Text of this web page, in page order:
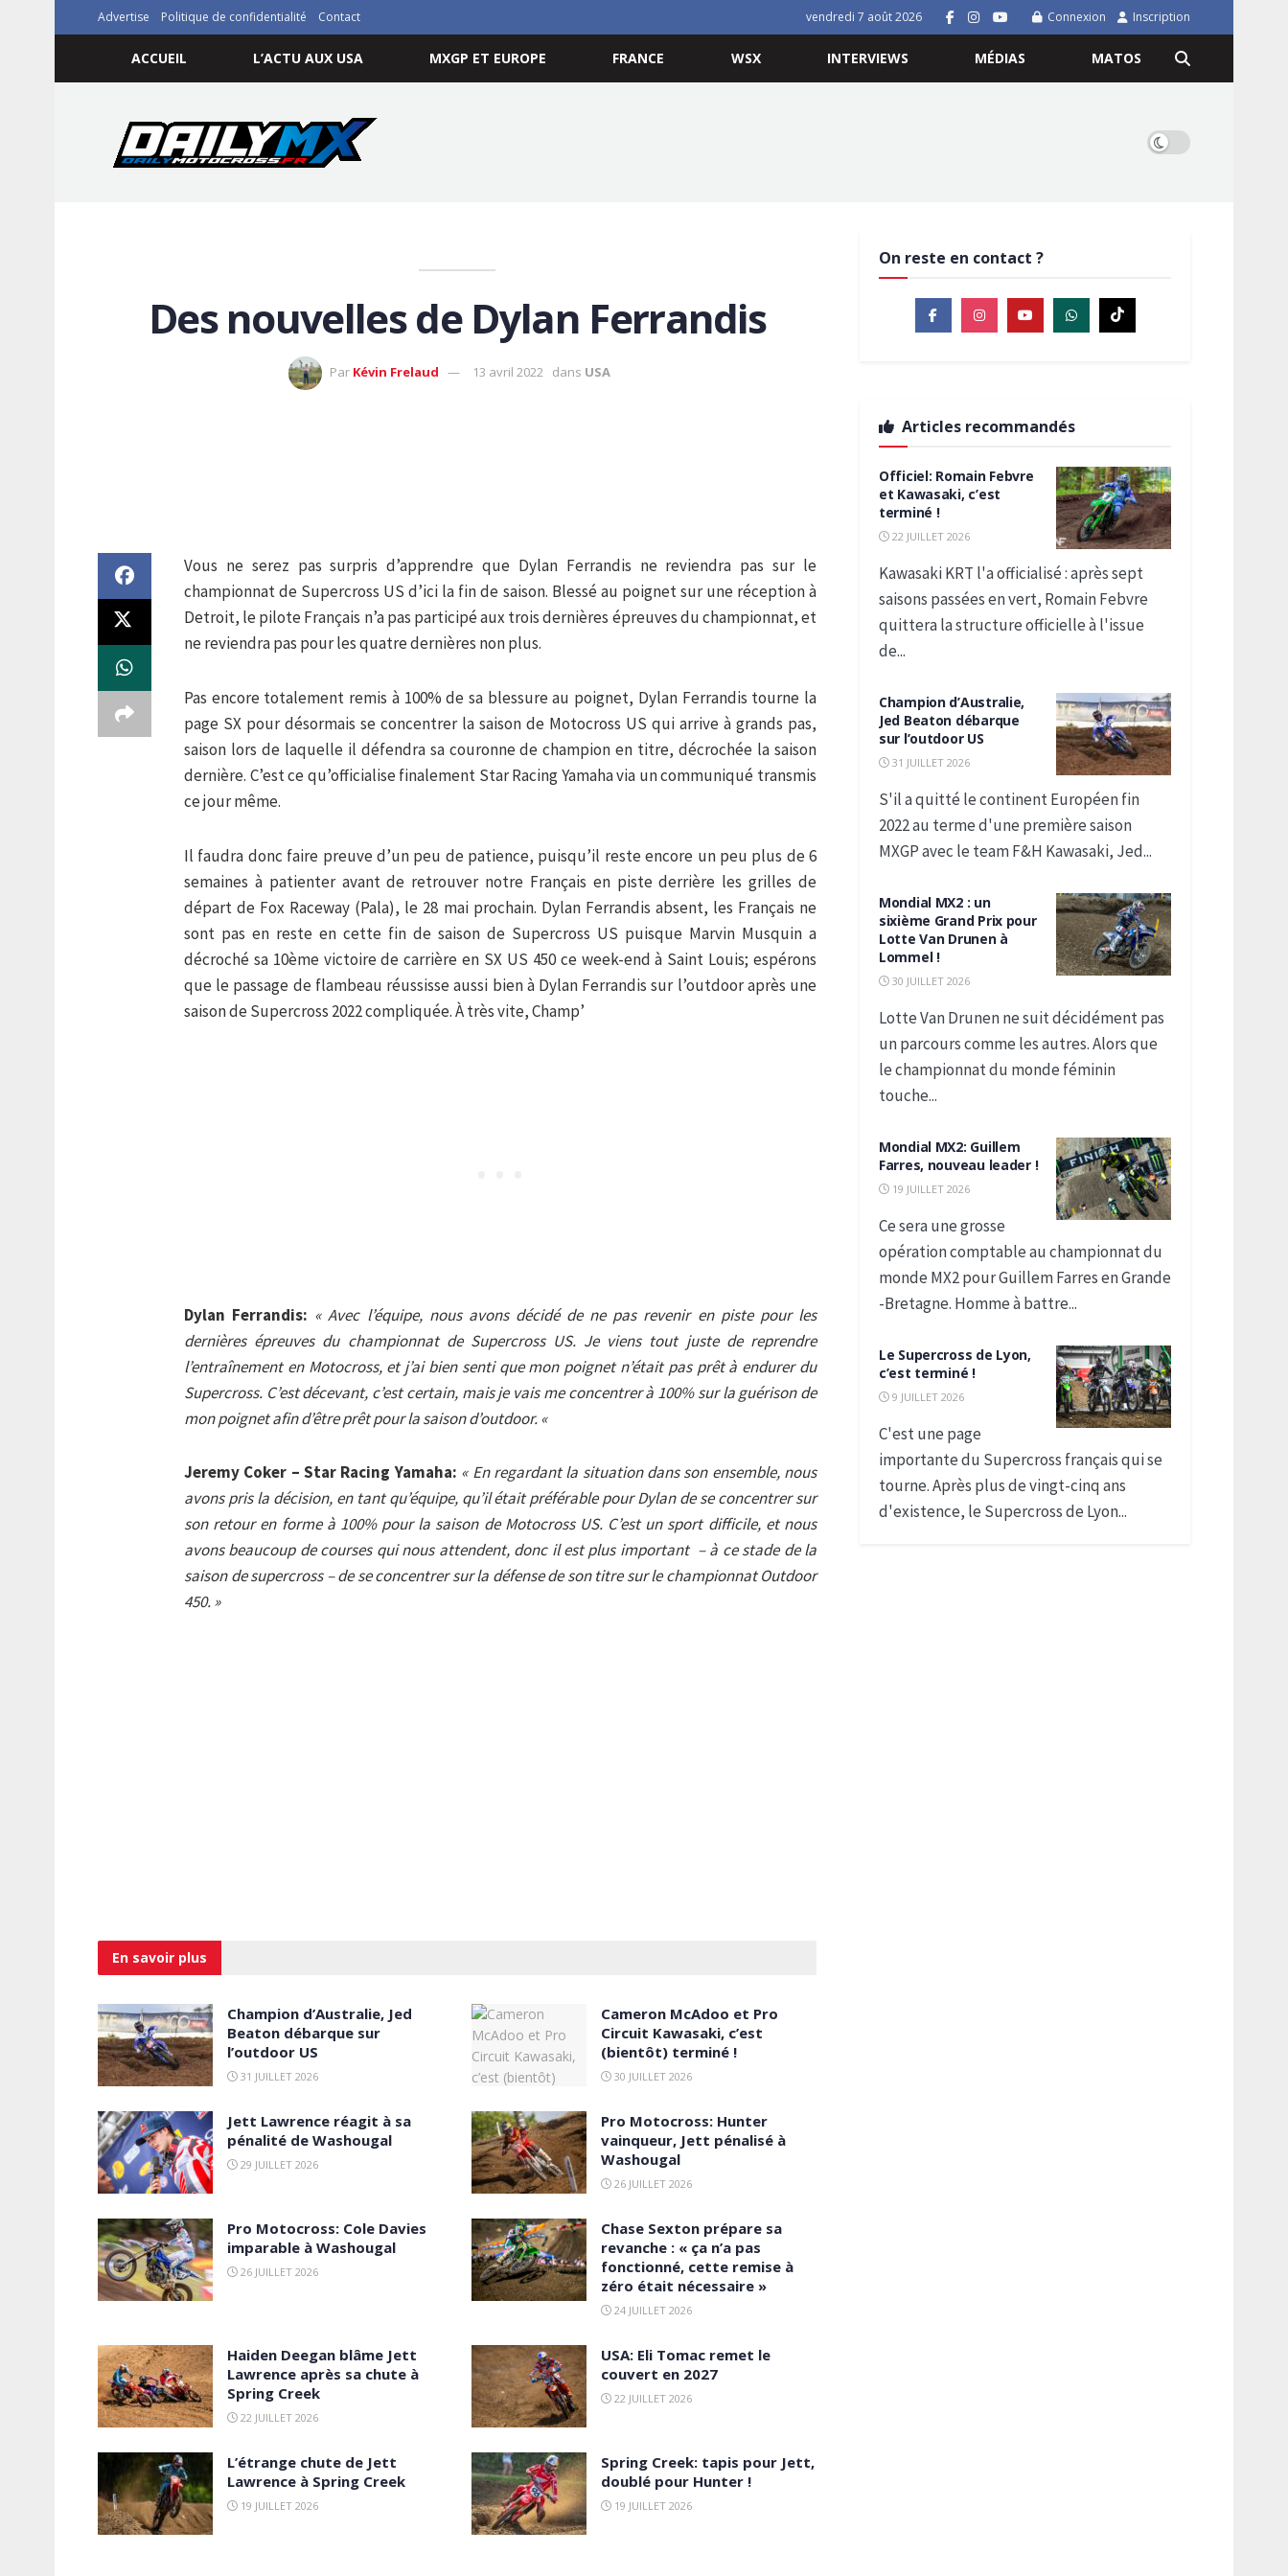
Advertise Politique de confidentialité Contact vendredi 7 août 2026 Connexion Inscription
ACCUEIL L’ACTU AUX USA MXGP ET EUROPE FRANCE WSX INTERVIEWS MÉDIAS MATOS
Des nouvelles de Dylan Ferrandis
Par Kévin Frelaud 13 avril 2022 dans USA
Vous ne serez pas surpris d’apprendre que Dylan Ferrandis ne reviendra pas sur le
championnat de Supercross US d’ici la fin de saison. Blessé au poignet sur une réception à
Detroit, le pilote Français n’a pas participé aux trois dernières épreuves du championnat, et
ne reviendra pas pour les quatre dernières non plus.
Pas encore totalement remis à 100% de sa blessure au poignet, Dylan Ferrandis tourne la
page SX pour désormais se concentrer la saison de Motocross US qui arrive à grands pas,
saison lors de laquelle il défendra sa couronne de champion en titre, décrochée la saison
dernière. C’est ce qu’officialise finalement Star Racing Yamaha via un communiqué transmis
ce jour même.
Il faudra donc faire preuve d’un peu de patience, puisqu’il reste encore un peu plus de 6
semaines à patienter avant de retrouver notre Français en piste derrière les grilles de
départ de Fox Raceway (Pala), le 28 mai prochain. Dylan Ferrandis absent, les Français ne
sont pas en reste en cette fin de saison de Supercross US puisque Marvin Musquin a
décroché sa 10ème victoire de carrière en SX US 450 ce week-end à Saint Louis; espérons
que le passage de flambeau réussisse aussi bien à Dylan Ferrandis sur l’outdoor après une
saison de Supercross 2022 compliquée. À très vite, Champ’
Dylan Ferrandis: « Avec l’équipe, nous avons décidé de ne pas revenir en piste pour les
dernières épreuves du championnat de Supercross US. Je viens tout juste de reprendre
l’entraînement en Motocross, et j’ai bien senti que mon poignet n’était pas prêt à endurer du
Supercross. C’est décevant, c’est certain, mais je vais me concentrer à 100% sur la guérison de
mon poignet afin d’être prêt pour la saison d’outdoor. «
Jeremy Coker – Star Racing Yamaha: « En regardant la situation dans son ensemble, nous
avons pris la décision, en tant qu’équipe, qu’il était préférable pour Dylan de se concentrer sur
son retour en forme à 100% pour la saison de Motocross US. C’est un sport difficile, et nous
avons beaucoup de courses qui nous attendent, donc il est plus important – à ce stade de la
saison de supercross – de se concentrer sur la défense de son titre sur le championnat Outdoor
450. »
En savoir plus
Champion d’Australie, Jed
Beaton débarque sur
l’outdoor US
31 JUILLET 2026
Cameron McAdoo et Pro
Circuit Kawasaki, c’est
(bientôt) terminé !
30 JUILLET 2026
Jett Lawrence réagit à sa
pénalité de Washougal
29 JUILLET 2026
Pro Motocross: Hunter
vainqueur, Jett pénalisé à
Washougal
26 JUILLET 2026
Pro Motocross: Cole Davies
imparable à Washougal
26 JUILLET 2026
Chase Sexton prépare sa
revanche : « ça n’a pas
fonctionné, cette remise à
zéro était nécessaire »
24 JUILLET 2026
Haiden Deegan blâme Jett
Lawrence après sa chute à
Spring Creek
22 JUILLET 2026
USA: Eli Tomac remet le
couvert en 2027
22 JUILLET 2026
L’étrange chute de Jett
Lawrence à Spring Creek
19 JUILLET 2026
Spring Creek: tapis pour Jett,
doublé pour Hunter !
19 JUILLET 2026
On reste en contact ?
Articles recommandés
Officiel: Romain Febvre
et Kawasaki, c’est
terminé !
22 JUILLET 2026
Kawasaki KRT l'a officialisé : après sept
saisons passées en vert, Romain Febvre
quittera la structure officielle à l'issue
de...
Champion d’Australie,
Jed Beaton débarque
sur l’outdoor US
31 JUILLET 2026
S'il a quitté le continent Européen fin
2022 au terme d'une première saison
MXGP avec le team F&H Kawasaki, Jed...
Mondial MX2 : un
sixième Grand Prix pour
Lotte Van Drunen à
Lommel !
30 JUILLET 2026
Lotte Van Drunen ne suit décidément pas
un parcours comme les autres. Alors que
le championnat du monde féminin
touche...
Mondial MX2: Guillem
Farres, nouveau leader !
19 JUILLET 2026
Ce sera une grosse
opération comptable au championnat du
monde MX2 pour Guillem Farres en Grande
-Bretagne. Homme à battre...
Le Supercross de Lyon,
c’est terminé !
9 JUILLET 2026
C'est une page
importante du Supercross français qui se
tourne. Après plus de vingt-cinq ans
d'existence, le Supercross de Lyon...